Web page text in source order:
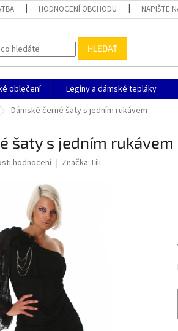
HODNOCENÍ OBCHODU NAPIŠTE
HLEDAT
oblečení Legíny a dámské tepláky
Dámské černé šaty s jedním rukávem
šaty s jedním rukávem
hodnocení Značka: Lili